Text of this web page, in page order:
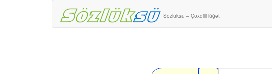
Sozluksu – Çoxdilli lüğət